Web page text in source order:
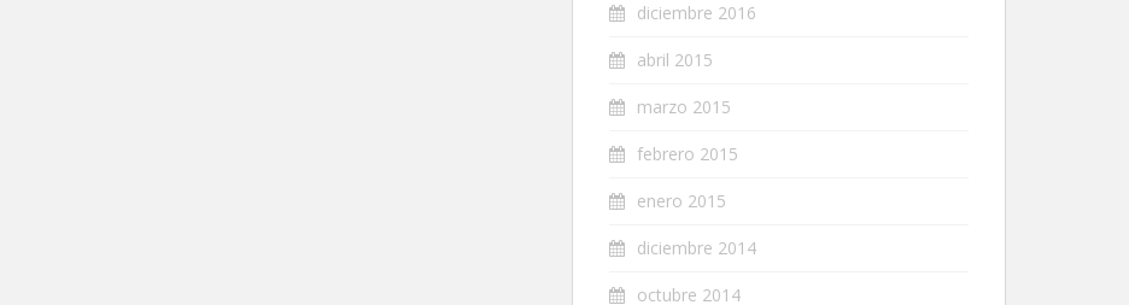
diciembre 2016
abril 2015
marzo 2015
febrero 2015
enero 2015
diciembre 2014
octubre 2014